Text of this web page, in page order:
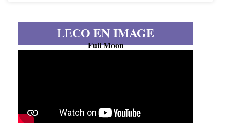
LECO EN IMAGE
Full Moon